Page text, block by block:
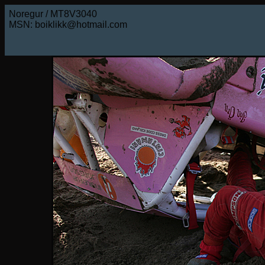
Noregur / MT8V3040
MSN: boiklikk@hotmail.com